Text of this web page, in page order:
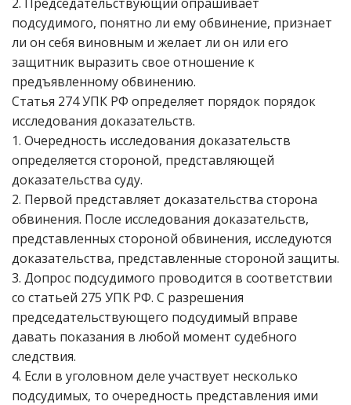
подсудимого, понятно ли ему обвинение, признает
ли он себя виновным и желает ли он или его
защитник выразить свое отношение к
предъявленному обвинению.
Статья 274 УПК РФ определяет порядок порядок
исследования доказательств.
1. Очередность исследования доказательств
определяется стороной, представляющей
доказательства суду.
2. Первой представляет доказательства сторона
обвинения. После исследования доказательств,
представленных стороной обвинения, исследуются
доказательства, представленные стороной защиты.
3. Допрос подсудимого проводится в соответствии
со статьей 275 УПК РФ. С разрешения
председательствующего подсудимый вправе
давать показания в любой момент судебного
следствия.
4. Если в уголовном деле участвует несколько
подсудимых, то очередность представления ими